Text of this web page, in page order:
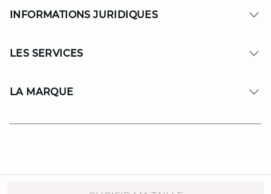
INFORMATIONS JURIDIQUES
LES SERVICES
LA MARQUE